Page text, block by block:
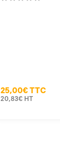
25,00€TTC
20,83€ HT